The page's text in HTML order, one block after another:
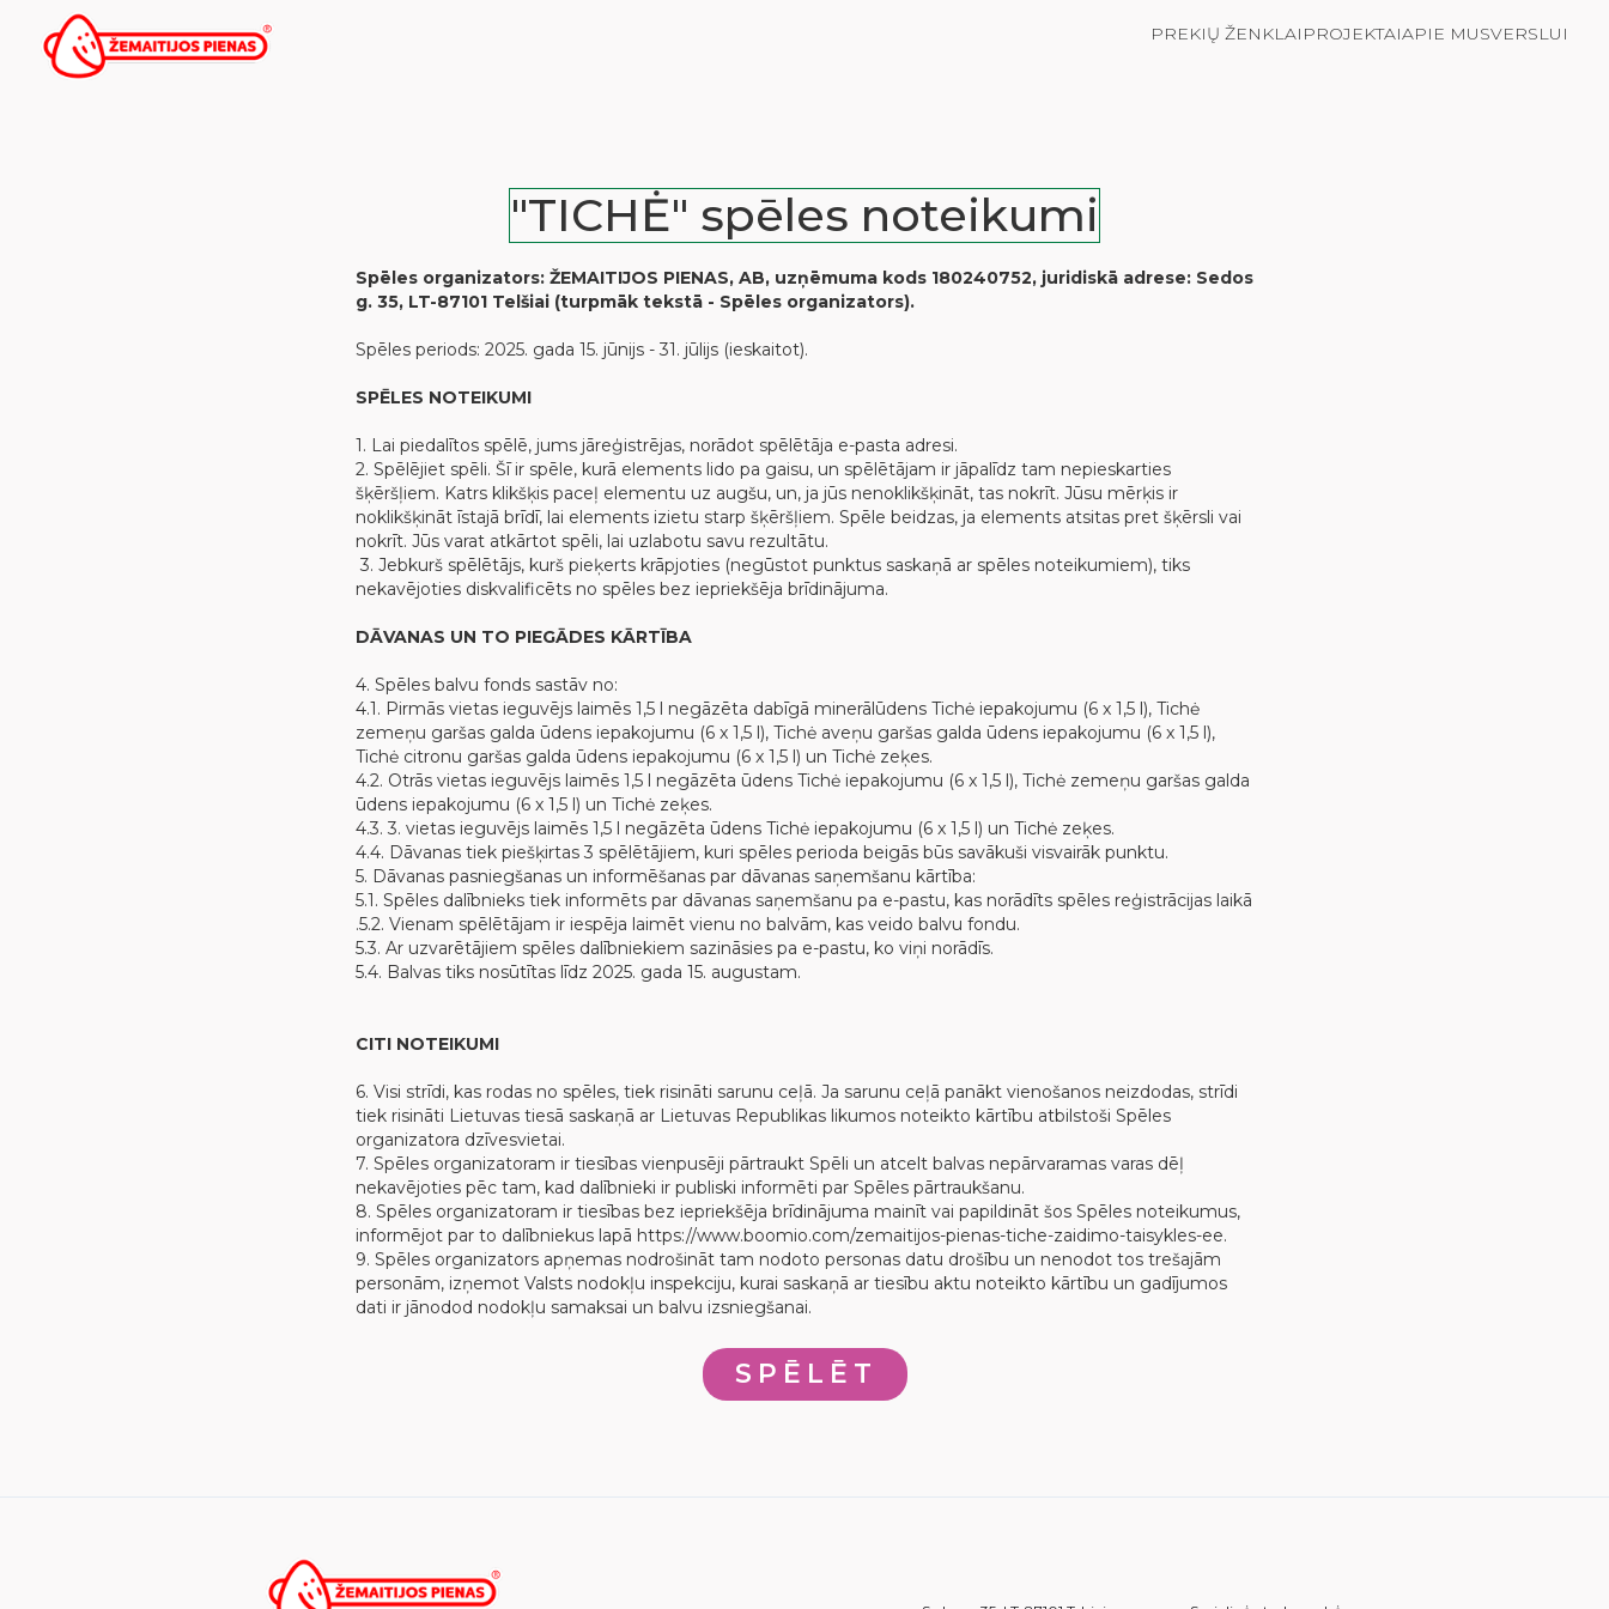
PREKIŲ ŽENKLAI PROJEKTAIAPIE MUSVERSLUI
"TICHĖ" spēles noteikumi
Spēles organizators: ŽEMAITIJOS PIENAS, AB, uzņēmuma kods 180240752, juridiskā adrese: Sedos
g. 35, LT-87101 Telšiai (turpmāk tekstā - Spēles organizators).
Spēles periods: 2025. gada 15. jūnijs - 31. jūlijs (ieskaitot).
SPĒLES NOTEIKUMI
1. Lai piedalītos spēlē, jums jāreģistrējas, norādot spēlētāja e-pasta adresi.
2. Spēlējiet spēli. Šī ir spēle, kurā elements lido pa gaisu, un spēlētājam ir jāpalīdz tam nepieskarties
šķēršļiem. Katrs klikšķis paceļ elementu uz augšu, un, ja jūs nenoklikšķināt, tas nokrīt. Jūsu mērķis ir
noklikšķināt īstajā brīdī, lai elements izietu starp šķēršļiem. Spēle beidzas, ja elements atsitas pret šķērsli vai
nokrīt. Jūs varat atkārtot spēli, lai uzlabotu savu rezultātu.
3. Jebkurš spēlētājs, kurš pieķerts krāpjoties (negūstot punktus saskaņā ar spēles noteikumiem), tiks
nekavējoties diskvalificēts no spēles bez iepriekšēja brīdinājuma.
DĀVANAS UN TO PIEGĀDES KĀRTĪBA
4. Spēles balvu fonds sastāv no:
4.1. Pirmās vietas ieguvējs laimēs 1,5 l negāzēta dabīgā minerālūdens Tichė iepakojumu (6 x 1,5 l), Tichė
zemeņu garšas galda ūdens iepakojumu (6 x 1,5 l), Tichė aveņu garšas galda ūdens iepakojumu (6 x 1,5 l),
Tichė citronu garšas galda ūdens iepakojumu (6 x 1,5 l) un Tichė zeķes.
4.2. Otrās vietas ieguvējs laimēs 1,5 l negāzēta ūdens Tichė iepakojumu (6 x 1,5 l), Tichė zemeņu garšas galda
ūdens iepakojumu (6 x 1,5 l) un Tichė zeķes.
4.3. 3. vietas ieguvējs laimēs 1,5 l negāzēta ūdens Tichė iepakojumu (6 x 1,5 l) un Tichė zeķes.
4.4. Dāvanas tiek piešķirtas 3 spēlētājiem, kuri spēles perioda beigās būs savākuši visvairāk punktu.
5. Dāvanas pasniegšanas un informēšanas par dāvanas saņemšanu kārtība:
5.1. Spēles dalībnieks tiek informēts par dāvanas saņemšanu pa e-pastu, kas norādīts spēles reģistrācijas laikā
.5.2. Vienam spēlētājam ir iespēja laimēt vienu no balvām, kas veido balvu fondu.
5.3. Ar uzvarētājiem spēles dalībniekiem sazināsies pa e-pastu, ko viņi norādīs.
5.4. Balvas tiks nosūtītas līdz 2025. gada 15. augustam.
CITI NOTEIKUMI
6. Visi strīdi, kas rodas no spēles, tiek risināti sarunu ceļā. Ja sarunu ceļā panākt vienošanos neizdodas, strīdi
tiek risināti Lietuvas tiesā saskaņā ar Lietuvas Republikas likumos noteikto kārtību atbilstoši Spēles
organizatora dzīvesvietai.
7. Spēles organizatoram ir tiesības vienpusēji pārtraukt Spēli un atcelt balvas nepārvaramas varas dēļ
nekavējoties pēc tam, kad dalībnieki ir publiski informēti par Spēles pārtraukšanu.
8. Spēles organizatoram ir tiesības bez iepriekšēja brīdinājuma mainīt vai papildināt šos Spēles noteikumus,
informējot par to dalībniekus lapā https://www.boomio.com/zemaitijos-pienas-tiche-zaidimo-taisykles-ee.
9. Spēles organizators apņemas nodrošināt tam nodoto personas datu drošību un nenodot tos trešajām
personām, izņemot Valsts nodokļu inspekciju, kurai saskaņā ar tiesību aktu noteikto kārtību un gadījumos
dati ir jānodod nodokļu samaksai un balvu izsniegšanai.
SPĒLĒT